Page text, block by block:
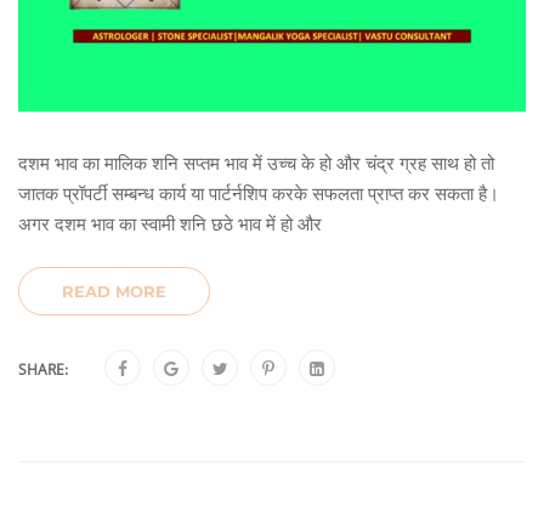
दशम भाव का मालिक शनि सप्तम भाव में उच्च के हो और चंद्र ग्रह साथ हो तो
जातक प्रॉपर्टी सम्बन्ध कार्य या पार्टर्नशिप करके सफलता प्राप्त कर सकता है।
अगर दशम भाव का स्वामी शनि छठे भाव में हो और
READ MORE
SHARE: